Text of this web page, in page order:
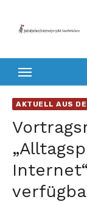
Inhalt
AKTUELL AUS